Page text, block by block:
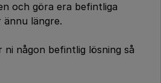
och göra era befintliga
längre.
ni någon befintlig lösning så